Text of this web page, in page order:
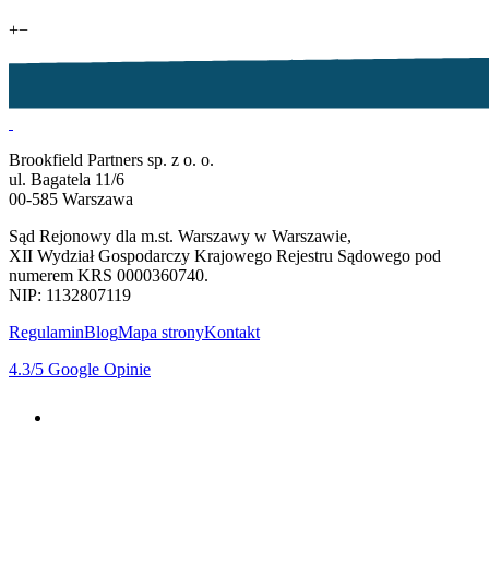
+−
Brookfield Partners sp. z o. o.
ul. Bagatela 11/6
00-585 Warszawa
Sąd Rejonowy dla m.st. Warszawy w Warszawie,
XII Wydział Gospodarczy Krajowego Rejestru Sądowego pod
numerem KRS 0000360740.
NIP: 1132807119
RegulaminBlogMapa stronyKontakt
4.3/5 Google Opinie